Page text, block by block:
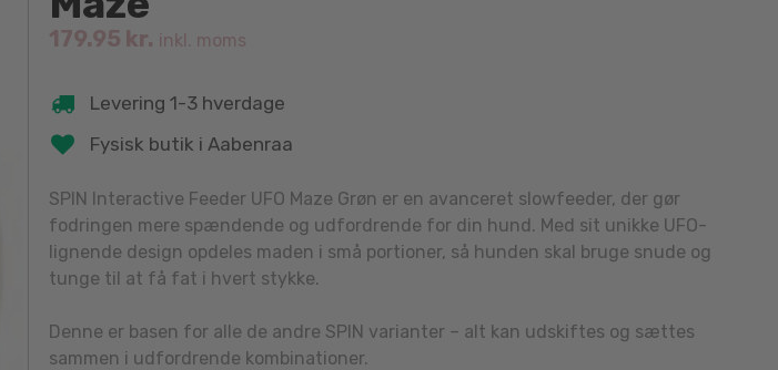
179.95 kr. inkl. moms
Levering 1-3 hverdage
Fysisk butik i Aabenraa
SPIN Interactive Feeder UFO Maze Grøn er en avanceret slowfeeder, der gør
fodringen mere spændende og udfordrende for din hund. Med sit unikke UFO-
lignende design opdeles maden i små portioner, så hunden skal bruge snude og
tunge til at få fat i hvert stykke.
Denne er basen for alle de andre SPIN varianter – alt kan udskiftes og sættes
sammen i udfordrende kombinationer.